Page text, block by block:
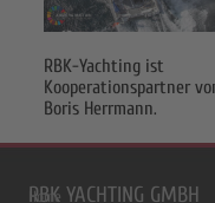
RBK-Yachting ist
Kooperationspartner
Boris Herrmann.
RBK YACHTING GMBH
Home